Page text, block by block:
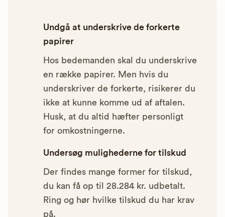
Undgå at underskrive de forkerte
papirer
Hos bedemanden skal du underskrive
en række papirer. Men hvis du
underskriver de forkerte, risikerer du
ikke at kunne komme ud af aftalen.
Husk, at du altid hæfter personligt
for omkostningerne.
Undersøg mulighederne for tilskud
Der findes mange former for tilskud,
du kan få op til 28.284 kr. udbetalt.
Ring og hør hvilke tilskud du har krav
på.